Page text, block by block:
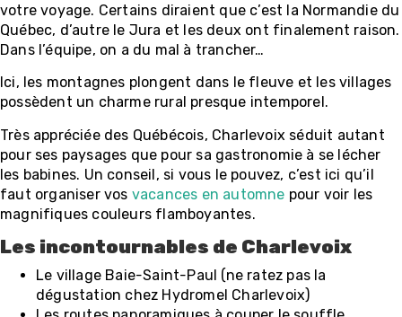
votre voyage. Certains diraient que c’est la Normandie du
Québec, d’autre le Jura et les deux ont finalement raison.
Dans l’équipe, on a du mal à trancher…
Ici, les montagnes plongent dans le fleuve et les villages
possèdent un charme rural presque intemporel.
Très appréciée des Québécois, Charlevoix séduit autant
pour ses paysages que pour sa gastronomie à se lécher
les babines. Un conseil, si vous le pouvez, c’est ici qu’il
faut organiser vos vacances en automne pour voir les
magnifiques couleurs flamboyantes.
Les incontournables de Charlevoix
Le village Baie-Saint-Paul (ne ratez pas la
dégustation chez Hydromel Charlevoix)